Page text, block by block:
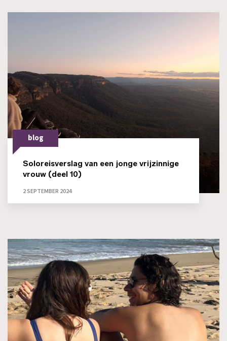
blog
Soloreisverslag van een jonge vrijzinnige
vrouw (deel 10)
2 SEPTEMBER 2024